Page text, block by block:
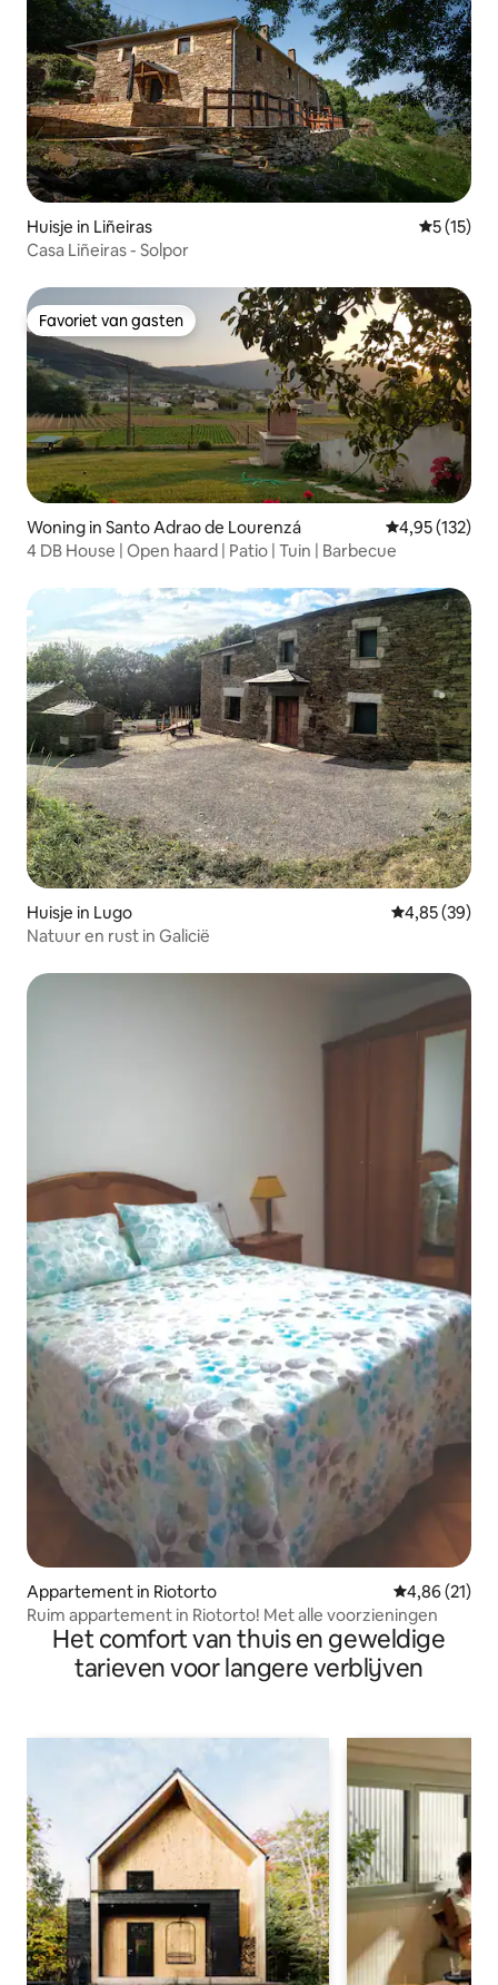
Huisje in Liñeiras
5 (15)
Casa Liñeiras - Solpor
Favoriet van gasten
Favoriet van gasten
Woning in Santo Adrao de Lourenzá Gemiddelde
4,95 (132)
4 DB House | Open haard | Patio | Tuin | Barbecue
Huisje in Lugo Gemiddelde
4,85 (39)
Natuur en rust in Galicië
Appartement in Riotorto Gemiddelde
4,86 (21)
Ruim appartement in Riotorto! Met alle voorzieningen
Het comfort van thuis en geweldige
tarieven voor langere verblijven